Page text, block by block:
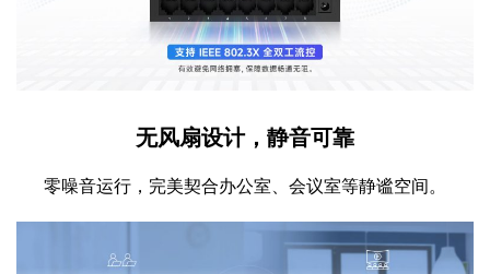
无风扇设计，静音可靠
零噪音运行，完美契合办公室、会议室等静谧空间。